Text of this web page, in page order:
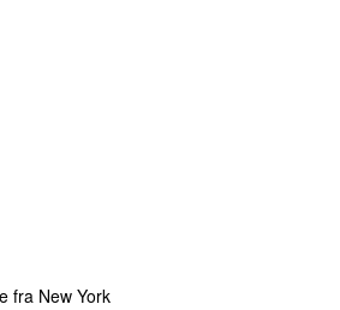
fra New York